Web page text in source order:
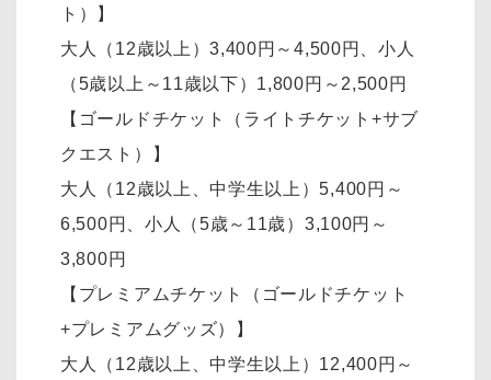
ト）】
大人（12歳以上）3,400円～4,500円、小人
（5歳以上～11歳以下）1,800円～2,500円
【ゴールドチケット（ライトチケット+サブ
クエスト）】
大人（12歳以上、中学生以上）5,400円～
6,500円、小人（5歳～11歳）3,100円～
3,800円
【プレミアムチケット（ゴールドチケット
+プレミアムグッズ）】
大人（12歳以上、中学生以上）12,400円～